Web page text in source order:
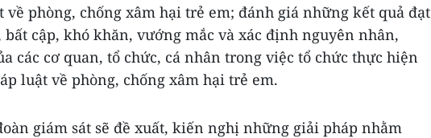
về phòng, chống xâm hại trẻ em; đánh giá những kết quả đạt
bất cập, khó khăn, vướng mắc và xác định nguyên nhân,
các cơ quan, tổ chức, cá nhân trong việc tổ chức thực hiện
luật về phòng, chống xâm hại trẻ em.
giám sát sẽ đề xuất, kiến nghị những giải pháp nhằm